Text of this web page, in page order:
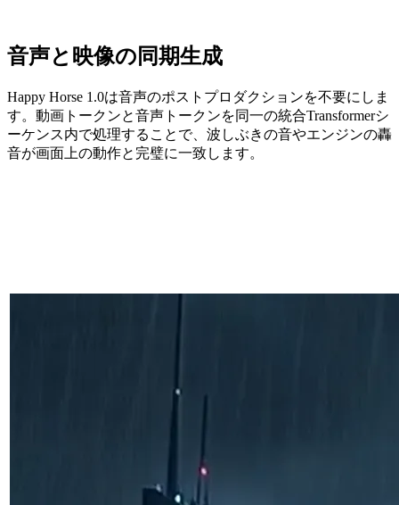
音声と映像の同期生成
Happy Horse 1.0は音声のポストプロダクションを不要にしま
す。動画トークンと音声トークンを同一の統合Transformerシ
ーケンス内で処理することで、波しぶきの音やエンジンの轟
音が画面上の動作と完璧に一致します。